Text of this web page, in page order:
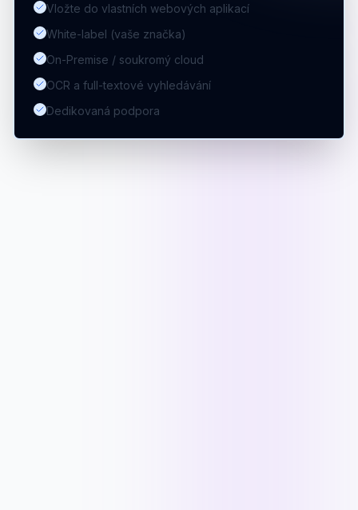
Vložte do vlastních webových aplikací
White-label (vaše značka)
On-Premise / soukromý cloud
OCR a full-textové vyhledávání
Dedikovaná podpora